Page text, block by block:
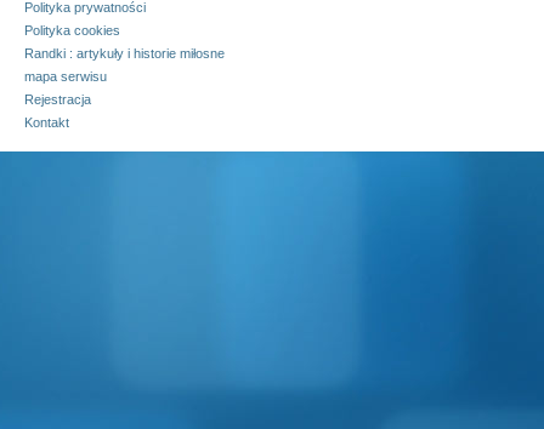
Polityka prywatności
Polityka cookies
Randki : artykuły i historie miłosne
mapa serwisu
Rejestracja
Kontakt